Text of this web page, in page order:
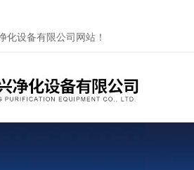
化设备有限公司网站！